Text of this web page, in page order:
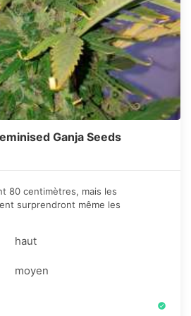
Ganja Seeds
80 centimètres, mais les
surprendront même les
haut
moyen